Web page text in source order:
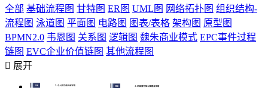
全部 基础流程图 甘特图 ER图 UML图 网络拓扑图 组织结构-
流程图 泳道图 平面图 电路图 图表/表格 架构图 原型图
BPMN2.0 韦恩图 关系图 逻辑图 魏朱商业模式 EPC事件过程
链图 EVC企业价值链图 其他流程图
 展开